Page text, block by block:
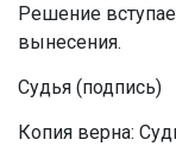
Решение
вынесения.
Судья (подпись)
Копия верна: